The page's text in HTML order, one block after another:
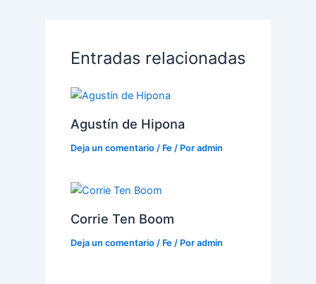
Entradas relacionadas
Agustín de Hipona
Deja un comentario / Fe / Por admin
Corrie Ten Boom
Deja un comentario / Fe / Por admin